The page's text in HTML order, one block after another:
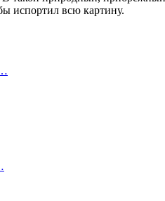
испортил всю картину.